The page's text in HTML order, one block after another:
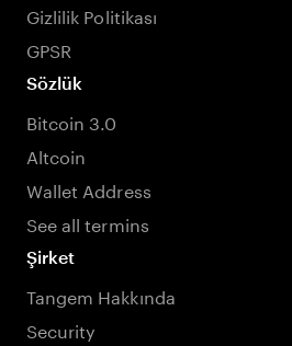
Gizlilik Politikası
GPSR
Sözlük
Bitcoin 3.0
Altcoin
Wallet Address
See all termins
Şirket
Tangem Hakkında
Security